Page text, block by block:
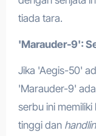
tiada tara.
'Marauder-9':
Jika 'Aegis-50'
'Marauder-9'
serbu ini
tinggi dan